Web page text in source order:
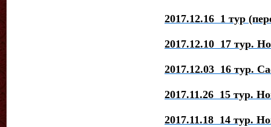
2017.12.16 1 тур
2017.12.10 17 тур.
2017.12.03 16 тур.
2017.11.26 15 тур.
2017.11.18 14 тур.